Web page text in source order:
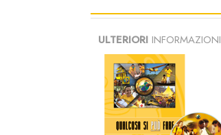
ULTERIORIINFORMAZIONI